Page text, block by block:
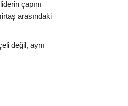
çapını
arasındaki
değil, aynı